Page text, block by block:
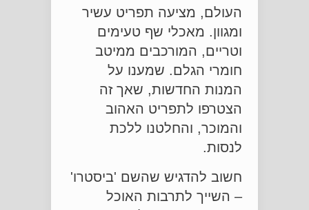
העולם, מציעה תפריט עשיר
ומגוון. מאכלי שף טעימים
וטריים, המורכבים ממיטב
חומרי הגלם. שמענו על
המנות החדשות, שאך זה
הצטרפו לתפריט האהוב
והמוכר, והחלטנו ללכת
לנסות.
חשוב להדגיש שהשם 'ביסטרו'
– השייך לתרבות האוכל